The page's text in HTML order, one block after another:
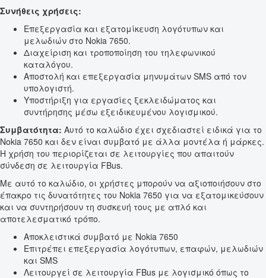
Συνήθεις χρήσεις:
Επεξεργασία και εξατομίκευση λογότυπων και
μελωδιών στο Nokia 7650.
Διαχείριση και τροποποίηση του τηλεφωνικού
καταλόγου.
Αποστολή και επεξεργασία μηνυμάτων SMS από τον
υπολογιστή.
Υποστήριξη για εργασίες ξεκλειδώματος και
συντήρησης μέσω εξειδικευμένου λογισμικού.
Συμβατότητα: Αυτό το καλώδιο έχει σχεδιαστεί ειδικά για το
Nokia 7650 και δεν είναι συμβατό με άλλα μοντέλα ή μάρκες.
Η χρήση του περιορίζεται σε λειτουργίες που απαιτούν
σύνδεση σε λειτουργία FBus.
Με αυτό το καλώδιο, οι χρήστες μπορούν να αξιοποιήσουν στο
έπακρο τις δυνατότητες του Nokia 7650 για να εξατομικεύσουν
και να συντηρήσουν τη συσκευή τους με απλό και
αποτελεσματικό τρόπο.
Αποκλειστικά συμβατό με Nokia 7650
Επιτρέπει επεξεργασία λογότυπων, επαφών, μελωδιών
και SMS
Λειτουργεί σε λειτουργία FBus με λογισμικό όπως το